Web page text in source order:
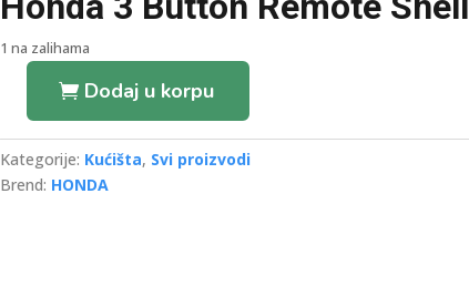
1 na zalihama
Button
Remote
Dodaj u korpu
Kategorije: Kućišta, Svi proizvodi
Brend: HONDA